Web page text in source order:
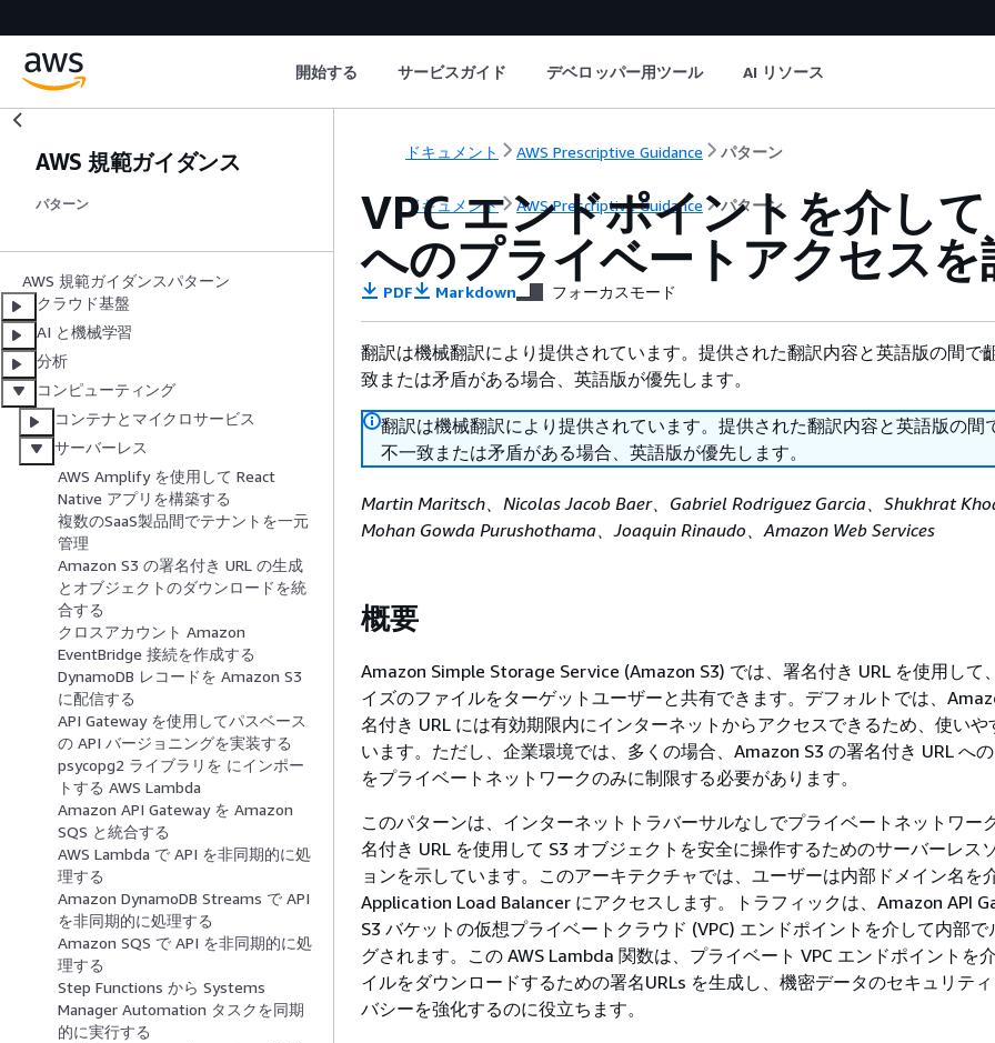
開始する サービスガイド デベロッパー用ツール AI リソース
AWS 規範ガイダンス
パターン
AWS 規範ガイダンスパターン
クラウド基盤
AI と機械学習
分析
コンピューティング
コンテナとマイクロサービス
サーバーレス
AWS Amplify を使用して React
Native アプリを構築する
複数のSaaS製品間でテナントを一元
管理
Amazon S3 の署名付き URL の生成
とオブジェクトのダウンロードを統
合する
クロスアカウント Amazon
EventBridge 接続を作成する
DynamoDB レコードを Amazon S3
に配信する
API Gateway を使用してパスベース
の API バージョニングを実装する
psycopg2 ライブラリを にインポー
トする AWS Lambda
Amazon API Gateway を Amazon
SQS と統合する
AWS Lambda で API を非同期的に処
理する
Amazon DynamoDB Streams で API
を非同期的に処理する
Amazon SQS で API を非同期的に処
理する
Step Functions から Systems
Manager Automation タスクを同期
的に実行する
ドキュメント AWS Prescriptive Guidance パターン
ドキュメント AWS Prescriptive Guidance パターン
VPC エンドポイントを介し
へのプライベートアクセスを
PDF Markdown フォーカスモード
翻訳は機械翻訳により提供されています。提供された翻訳内容と英語版の間で
致または矛盾がある場合、英語版が優先します。
翻訳は機械翻訳により提供されています。提供された翻訳内容と英語版の間
不一致または矛盾がある場合、英語版が優先します。
Martin Maritsch、Nicolas Jacob Baer、Gabriel Rodriguez Garcia、Shukhrat
Mohan Gowda Purushothama、Joaquin Rinaudo、Amazon Web Services
概要
Amazon Simple Storage Service (Amazon S3) では、署名付き URL を使用して
イズのファイルをターゲットユーザーと共有できます。デフォルトでは、
名付き URL には有効期限内にインターネットからアクセスできるため、使いや
います。ただし、企業環境では、多くの場合、Amazon S3 の署名付き URL へ
をプライベートネットワークのみに制限する必要があります。
このパターンは、インターネットトラバーサルなしでプライベートネットワー
名付き URL を使用して S3 オブジェクトを安全に操作するためのサーバーレス
ョンを示しています。このアーキテクチャでは、ユーザーは内部ドメイン名を
Application Load Balancer にアクセスします。トラフィックは、Amazon API
S3 バケットの仮想プライベートクラウド (VPC) エンドポイントを介して内部で
グされます。この AWS Lambda 関数は、プライベート VPC エンドポイントを
イルをダウンロードするための署名URLs を生成し、機密データのセキュリテ
バシーを強化するのに役立ちます。